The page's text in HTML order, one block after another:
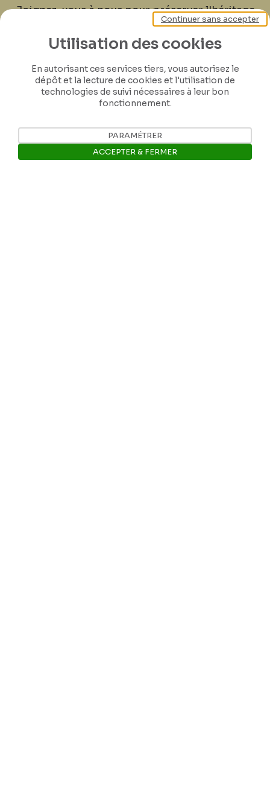
Joignez-vous à nous pour préserver l'héritage
de Félicien Rops ! Partagez vos lettres,
documents et connaissances afin de
les générations futures.
Je contribue
Utilisation des cookies
En autorisant ces services tiers, vous autorisez le
dépôt et la lecture de cookies et l'utilisation de
technologies de suivi nécessaires à leur bon
fonctionnement.
Continuer sans accepter
PARAMÉTRER
ACCEPTER & FERMER